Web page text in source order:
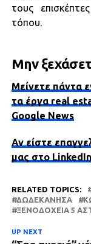
τους
τόπου.
Μην
Μείνετε πάντα
τα έργα real
Google News
Αν είστε
μας στο LinkedIn
RELATED TOPICS:
ΔΩΔΕΚΆΝΗΣΑ
ΞΕΝΟΔΟΧΕΊΑ 5
UP NEXT